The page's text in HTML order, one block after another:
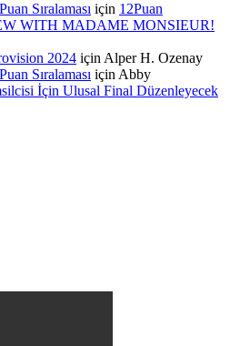
Sıralaması için 12Puan
WITH MADAME MONSIEUR!
2024 için Alper H. Ozenay
Sıralaması için Abby
İçin Ulusal Final Düzenleyecek